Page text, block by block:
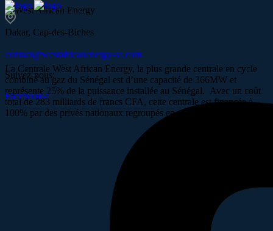
La Centrale West African Energy, la plus grande centrale en cycle
combiné au gaz du Sénégal est d’une capacité de 366MW et
représente 25% de la puissance installée au Sénégal. Avec un coût
total de 283 milliards de francs CFA, cette centrale est financée à
100% par des privés nationaux regroupés en un consortium.
Dakar, Cap-des-Biches
contact@westafricanenergy-sa.com
Suivez-nous:
Facebook-f